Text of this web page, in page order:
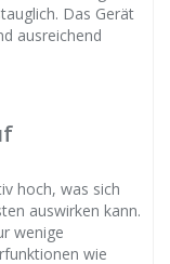
Das Gerät
ausreichend
hoch, was sich
auswirken kann.
wenige
wie